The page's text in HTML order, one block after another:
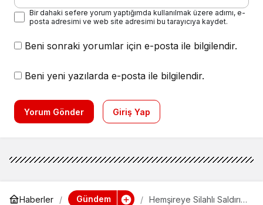
Bir dahaki sefere yorum yaptığımda kullanılmak üzere adımı, e-
posta adresimi ve web site adresimi bu tarayıcıya kaydet.
Beni sonraki yorumlar için e-posta ile bilgilendir.
Beni yeni yazılarda e-posta ile bilgilendir.
Yorum Gönder Giriş Yap
Haberler Gündem
Hemşireye Silahlı Saldırı: